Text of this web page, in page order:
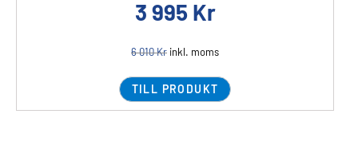
3 995 Kr
6 010Kr inkl. moms
TILL PRODUKT